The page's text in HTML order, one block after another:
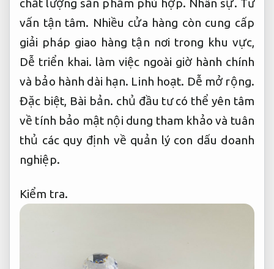
chất lượng sản phẩm phù hợp. Nhân sự. Tư
vấn tận tâm. Nhiều cửa hàng còn cung cấp
giải pháp giao hàng tận nơi trong khu vực,
Dễ triển khai. làm việc ngoài giờ hành chính
và bảo hành dài hạn. Linh hoạt. Dễ mở rộng.
Đặc biệt, Bài bản. chủ đầu tư có thể yên tâm
về tính bảo mật nội dung tham khảo và tuân
thủ các quy định về quản lý con dấu doanh
nghiệp.
Kiểm tra.